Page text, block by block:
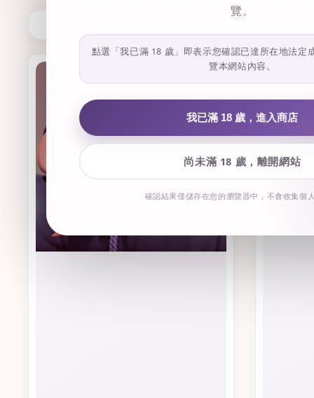
覽。
點選「我已滿 18 歲」即表示您確認已達所在地法定
覽本網站內容。
我已滿 18 歲，進入商店
尚未滿 18 歲，離開網站
確認結果僅儲存在您的瀏覽器中，不會收集個